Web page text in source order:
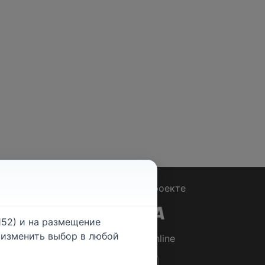
О проекте
© 2026Rabotniki.online
и на размещение
выбор в любой